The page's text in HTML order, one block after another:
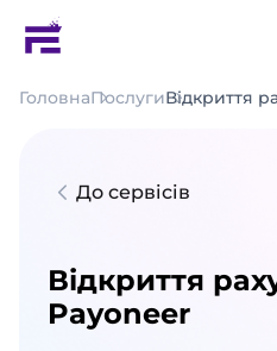
ГоловнаПослугиВідкриття
До сервісів
Відкриття
Payoneer